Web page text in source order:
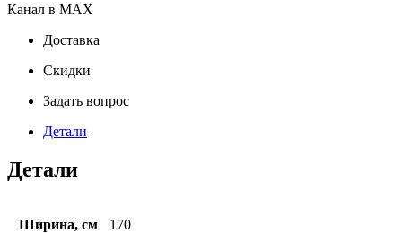
Канал в MAX
Доставка
Скидки
Задать вопрос
Детали
Детали
Ширина, см 170